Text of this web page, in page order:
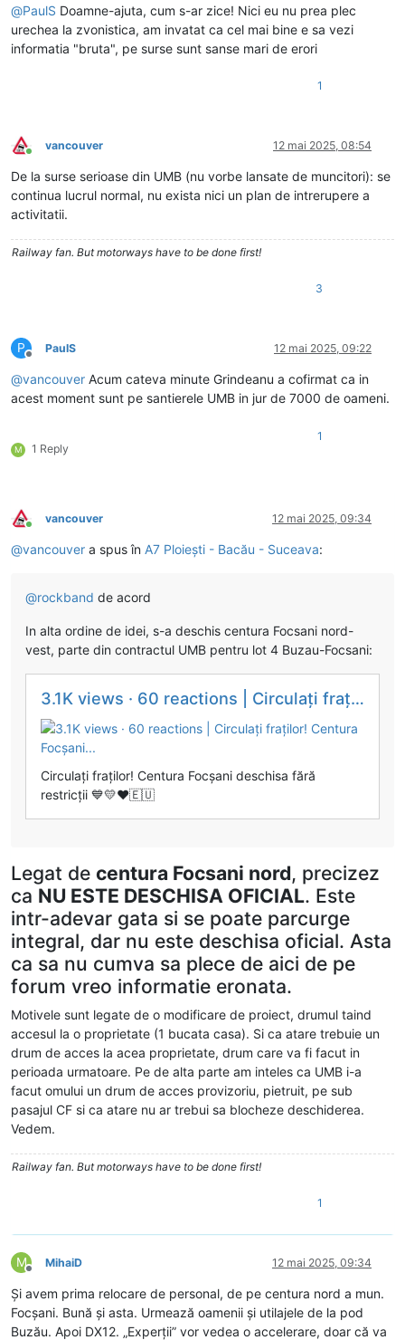
@PaulS Doamne-ajuta, cum s-ar zice! Nici eu nu prea plec
urechea la zvonistica, am invatat ca cel mai bine e sa vezi
informatia "bruta", pe surse sunt sanse mari de erori
1
Conectat
vancouver 12 mai 2025, 08:54
De la surse serioase din UMB (nu vorbe lansate de muncitori): se
continua lucrul normal, nu exista nici un plan de intrerupere a
activitatii.
Railway fan. But motorways have to be done first!
3
P
Deconectat
PaulS 12 mai 2025, 09:22
@vancouver Acum cateva minute Grindeanu a cofirmat ca in
acest moment sunt pe santierele UMB in jur de 7000 de oameni.
M 1 Reply
1
Conectat
vancouver 12 mai 2025, 09:34
@vancouver a spus în A7 Ploiești - Bacău - Suceava:
@rockband de acord
In alta ordine de idei, s-a deschis centura Focsani nord-
vest, parte din contractul UMB pentru lot 4 Buzau-Focsani:
3.1K views · 60 reactions | Circulați fraților! Centura Focșani...
Circulați fraților! Centura Focșani deschisa fără
restricții 💙💛❤️🇪🇺
Legat de centura Focsani nord, precizez
ca NU ESTE DESCHISA OFICIAL. Este
intr-adevar gata si se poate parcurge
integral, dar nu este deschisa oficial. Asta
ca sa nu cumva sa plece de aici de pe
forum vreo informatie eronata.
Motivele sunt legate de o modificare de proiect, drumul taind
accesul la o proprietate (1 bucata casa). Si ca atare trebuie un
drum de acces la acea proprietate, drum care va fi facut in
perioada urmatoare. Pe de alta parte am inteles ca UMB i-a
facut omului un drum de acces provizoriu, pietruit, pe sub
pasajul CF si ca atare nu ar trebui sa blocheze deschiderea.
Vedem.
Railway fan. But motorways have to be done first!
1
M
Deconectat
MihaiD 12 mai 2025, 09:34
Și avem prima relocare de personal, de pe centura nord a mun.
Focșani. Bună și asta. Urmează oamenii și utilajele de la pod
Buzău. Apoi DX12. „Experții” vor vedea o accelerare, doar că va